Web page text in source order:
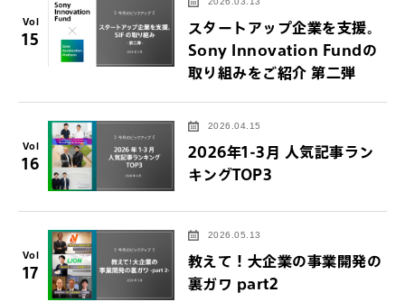
Vol
15
スタートアップ企業を支援。
Sony Innovation Fundの
取り組みをご紹介 第二弾
Vol
16
2026.04.15
2026年1-3月 人気記事ラン
キングTOP3
Vol
17
2026.05.13
教えて！大企業の事業開発の
裏ガワ part2